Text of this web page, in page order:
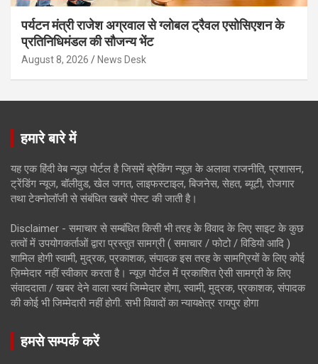
पर्यटन मंत्री राजेश अग्रवाल से ग्लोबल ट्रैवल एसोसिएशन के
प्रतिनिधिमंडल की सौजन्य भेंट
August 8, 2026 News Desk
हमारे बारे में
यह एक हिंदी वेब न्यूज़ पोर्टल है जिसमें ब्रेकिंग न्यूज़ के अलावा राजनीति, प्रशासन,
ट्रेंडिंग न्यूज, बॉलीवुड, खेल जगत, लाइफस्टाइल, बिजनेस, सेहत, ब्यूटी, रोजगार
तथा टेक्नोलॉजी से संबंधित खबरें पोस्ट की जाती है।
Disclaimer - समाचार से सम्बंधित किसी भी तरह के विवाद के लिए साइट के कुछ
तत्वों में उपयोगकर्ताओं द्वारा प्रस्तुत सामग्री ( समाचार / फोटो / विडियो आदि )
शामिल होगी स्वामी, मुद्रक, प्रकाशक, संपादक इस तरह के सामग्रियों के लिए कोई
ज़िम्मेदार नहीं स्वीकार करता है। न्यूज़ पोर्टल में प्रकाशित ऐसी सामग्री के लिए
संवाददाता / खबर देने वाला स्वयं जिम्मेदार होगा, स्वामी, मुद्रक, प्रकाशक, संपादक
की कोई भी जिम्मेदारी नहीं होगी. सभी विवादों का न्यायक्षेत्र रायपुर होगा
हमसे सम्पर्क करें